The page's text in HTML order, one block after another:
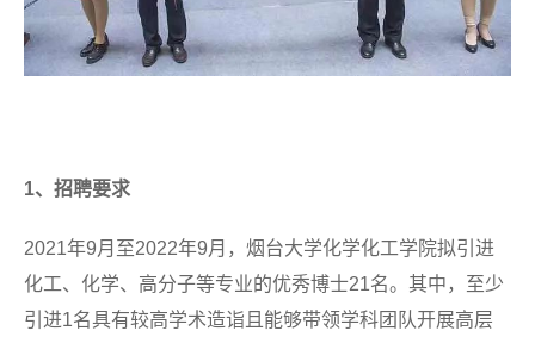
1、招聘要求
2021年9月至2022年9月，烟台大学化学化工学院拟引进
化工、化学、高分子等专业的优秀博士21名。其中，至少
引进1名具有较高学术造诣且能够带领学科团队开展高层